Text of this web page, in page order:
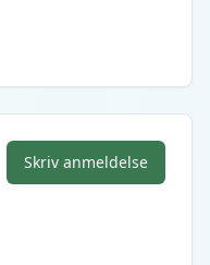
Skriv anmeldelse